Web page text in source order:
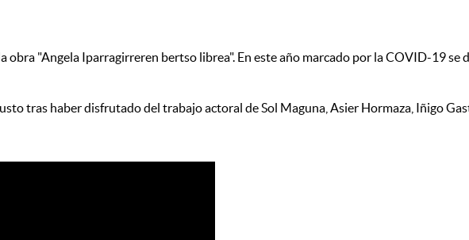
obra "Angela Iparragirreren bertso librea". En este año marcado por la COVID-19 se
tras haber disfrutado del trabajo actoral de Sol Maguna, Asier Hormaza, Iñigo